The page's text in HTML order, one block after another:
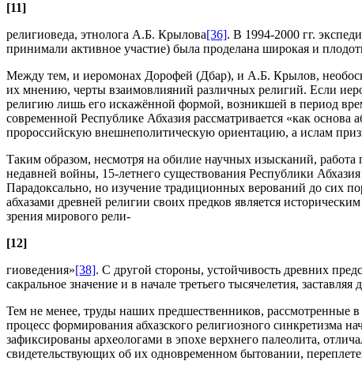
[11]
религиоведа, этнолога А.Б. Крылова[36]. В 1994-2000 гг.
принимали активное участие) была проделана широкая и
Между тем, и иеромонах Дорофей (Дбар), и А.Б. Крылов,
их мнению, черты взаимовлияний различных религий. Если
религию лишь его искажённой формой, возникшей в период
современной Республике Абхазия рассматривается «как
пророссийскую внешнеполитическую ориентацию, а ислам
Таким образом, несмотря на обилие научных изысканий,
недавней войны, 15-летнего существования Республики
Парадоксально, но изучение традиционных верований до сих
абхазами древней религии своих предков является
зрения мирового рели-
[12]
гиоведения»[38]. С другой стороны, устойчивость древних
сакральное значение и в начале третьего тысячелетия,
Тем не менее, труды наших предшественников, рассмотренные
процесс формирования абхазского религиозного синкретизма
зафиксированы археологами в эпохе верхнего палеолита,
свидетельствующих об их одновременном бытовании,